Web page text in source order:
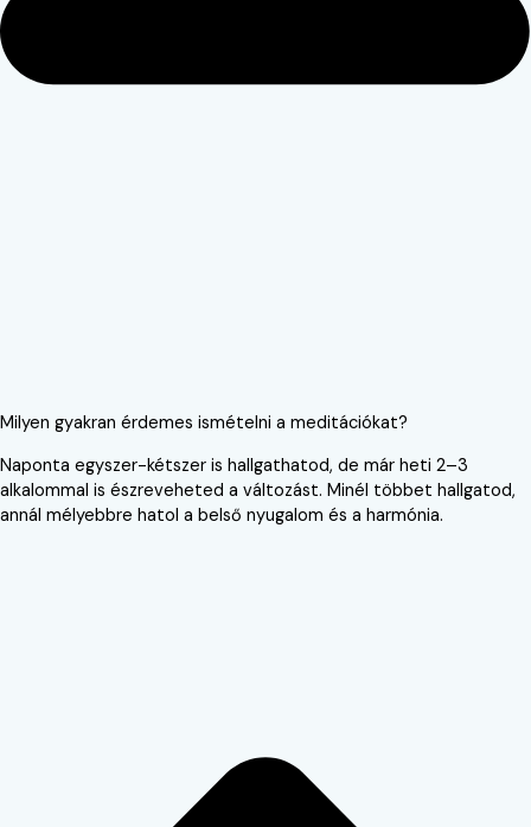
Milyen gyakran érdemes ismételni a meditációkat?
Naponta egyszer-kétszer is hallgathatod, de már heti 2–3
alkalommal is észreveheted a változást. Minél többet hallgatod,
annál mélyebbre hatol a belső nyugalom és a harmónia.